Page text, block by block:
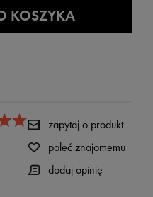
KOSZYKA
zapytaj o produkt
poleć znajomemu
dodaj opinię